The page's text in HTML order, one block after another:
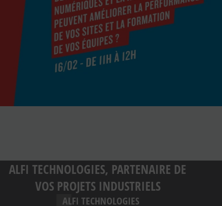
ALFI TECHNOLOGIES, PARTENAIRE DE
VOS PROJETS INDUSTRIELS
ALFI TECHNOLOGIES